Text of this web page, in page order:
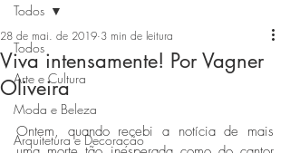
Todos
Arte e Cultura
Moda e Beleza
Arquitetura e Decoração
Todos
Viva intensamente! Por Vagner
Oliveira
28 de mai. de 2019 3 min de leitura
Ontem, quando recebi a notícia de mais